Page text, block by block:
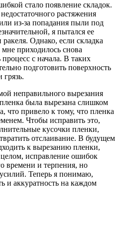
стало появление складок.
растяжения
из-за попадания пыли под
я пытался ее
Однако, если складка
приходилось снова
с начала. В таких
подготовить поверхность
грязь.
неправильного вырезания
была вырезана слишком
что привело к тому, что пленка
Чтобы исправить это,
кусочки пленки,
отслаивание. В будущем
к вырезанию пленки,
исправление ошибок
времени и терпения, но
усилий. Теперь я понимаю,
и аккуратность на каждом